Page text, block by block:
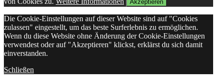
Akzeptieren
Die Cookie-Einstellungen auf dieser Website sind auf "Cookies
zulassen" eingestellt, um das beste Surferlebnis zu ermöglichen.
Wenn du diese Website ohne Änderung der Cookie-Einstellungen
verwendest oder auf "Akzeptieren" klickst, erklärst du sich damit
einverstanden.
Schließen